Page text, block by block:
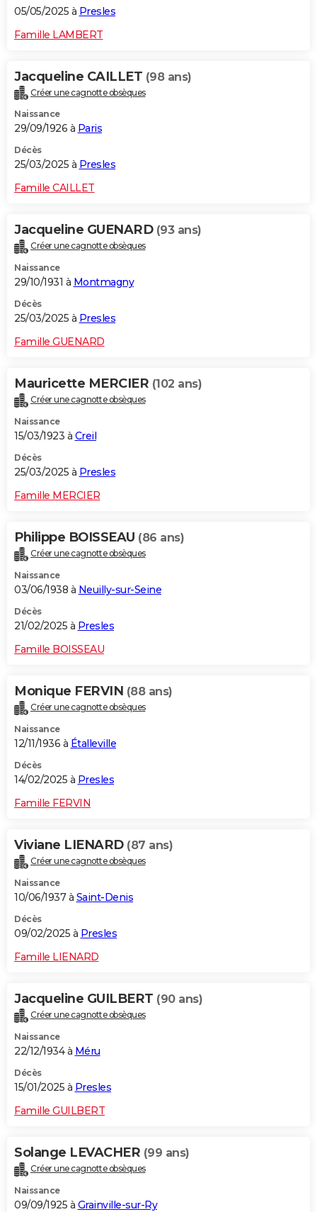
05/05/2025 à Presles
Famille LAMBERT
Jacqueline CAILLET (98 ans)
Créer une cagnotte obsèques
Naissance
29/09/1926 à Paris
Décès
25/03/2025 à Presles
Famille CAILLET
Jacqueline GUENARD (93 ans)
Créer une cagnotte obsèques
Naissance
29/10/1931 à Montmagny
Décès
25/03/2025 à Presles
Famille GUENARD
Mauricette MERCIER (102 ans)
Créer une cagnotte obsèques
Naissance
15/03/1923 à Creil
Décès
25/03/2025 à Presles
Famille MERCIER
Philippe BOISSEAU (86 ans)
Créer une cagnotte obsèques
Naissance
03/06/1938 à Neuilly-sur-Seine
Décès
21/02/2025 à Presles
Famille BOISSEAU
Monique FERVIN (88 ans)
Créer une cagnotte obsèques
Naissance
12/11/1936 à Étalleville
Décès
14/02/2025 à Presles
Famille FERVIN
Viviane LIENARD (87 ans)
Créer une cagnotte obsèques
Naissance
10/06/1937 à Saint-Denis
Décès
09/02/2025 à Presles
Famille LIENARD
Jacqueline GUILBERT (90 ans)
Créer une cagnotte obsèques
Naissance
22/12/1934 à Méru
Décès
15/01/2025 à Presles
Famille GUILBERT
Solange LEVACHER (99 ans)
Créer une cagnotte obsèques
Naissance
09/09/1925 à Grainville-sur-Ry